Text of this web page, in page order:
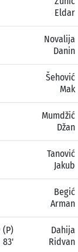
Eldar
Novalija
Danin
Šehović
Mak
Mumdžić
Džan
Tanović
Jakub
Begić
Arman
(P)
83'
Dahija
Ridvan